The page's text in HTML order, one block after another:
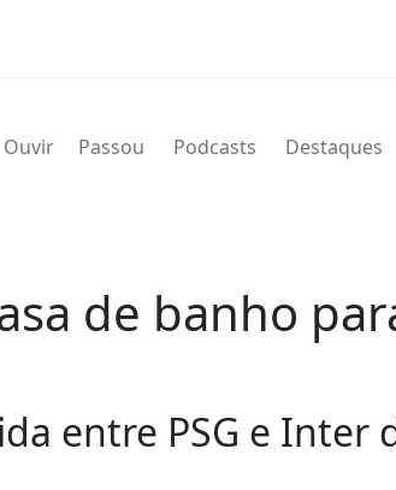
Ouvir Passou Podcasts Destaques
de banho
entre PSG e Inter